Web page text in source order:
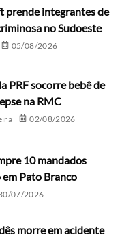
prende integrantes de
no Sudoeste
05/08/2026
PRF socorre bebê de
na RMC
02/08/2026
10 mandados
Pato Branco
07/2026
morre em acidente